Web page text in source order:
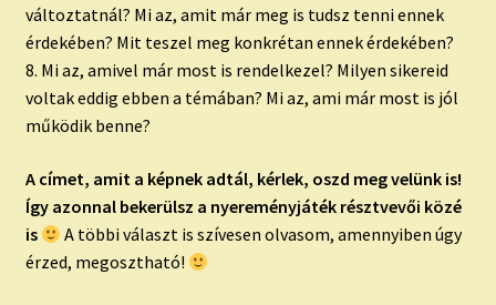
változtatnál? Mi az, amit már meg is tudsz tenni ennek
érdekében? Mit teszel meg konkrétan ennek érdekében?
8. Mi az, amivel már most is rendelkezel? Milyen sikereid
voltak eddig ebben a témában? Mi az, ami már most is jól
működik benne?
A címet, amit a képnek adtál, kérlek, oszd meg velünk is!
Így azonnal bekerülsz a nyereményjáték résztvevői közé
is
A többi választ is szívesen olvasom, amennyiben úgy
érzed, megosztható!